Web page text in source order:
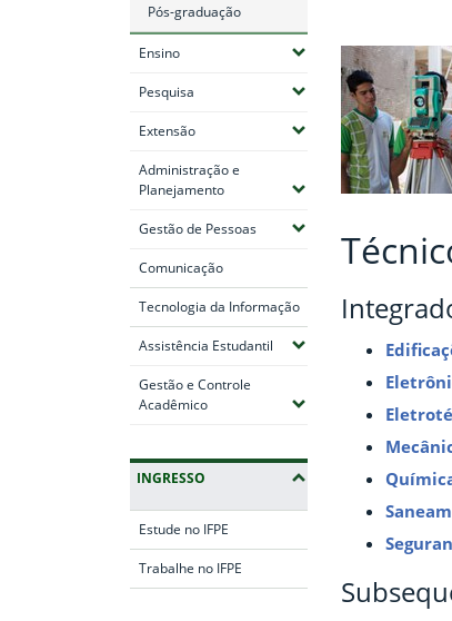
Pós-graduação
Ensino(Expandir submenus)
Pesquisa (Expandir submenus)
Extensão(Expandir submenus)
Administração e
Planejamento(Expandir submenus)
Gestão de Pessoas(Expandir submenus)
Comunicação
Tecnologia da Informação
Assistência Estudantil (Expandir submenus)
Gestão e Controle
Acadêmico(Expandir submenus)
INGRESSO
Estude no IFPE
Trabalhe no IFPE